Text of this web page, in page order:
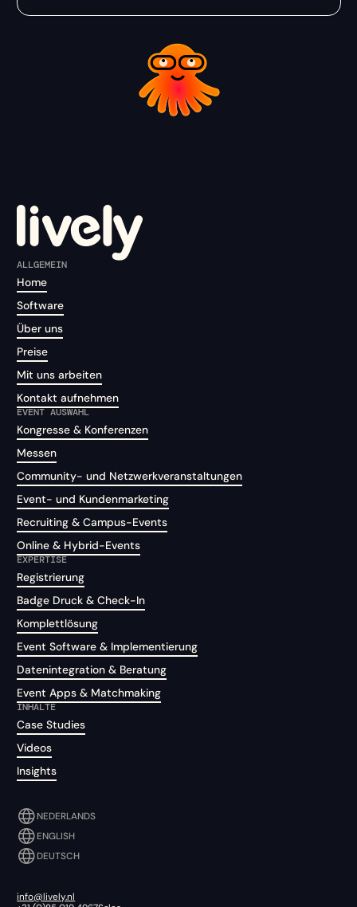
ALLGEMEIN
Home
Software
Über uns
Preise
Mit uns arbeiten
Kontakt aufnehmen
EVENT AUSWAHL
Kongresse & Konferenzen
Messen
Community- und Netzwerkveranstaltungen
Event- und Kundenmarketing
Recruiting & Campus-Events
Online & Hybrid-Events
EXPERTISE
Registrierung
Badge Druck & Check-In
Komplettlösung
Event Software & Implementierung
Datenintegration & Beratung
Event Apps & Matchmaking
INHALTE
Case Studies
Videos
Insights
NEDERLANDS
ENGLISH
DEUTSCH
info@lively.nl